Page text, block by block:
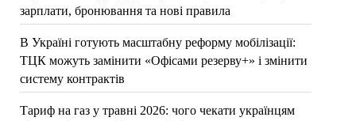
зарплати, бронювання та нові правила
В Україні готують масштабну реформу мобілізації:
ТЦК можуть замінити «Офісами резерву+» і змінити
систему контрактів
Тариф на газ у травні 2026: чого чекати українцям